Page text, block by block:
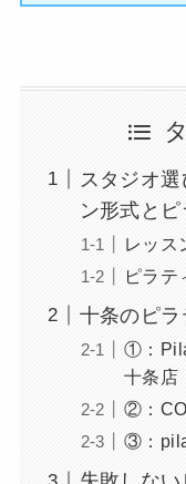
スタジオ
ン形式と
レッス
ピラテ
十条のピ
①：
十条店
②：
③：